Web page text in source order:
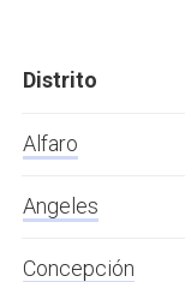
Distrito
Alfaro
Angeles
Concepción